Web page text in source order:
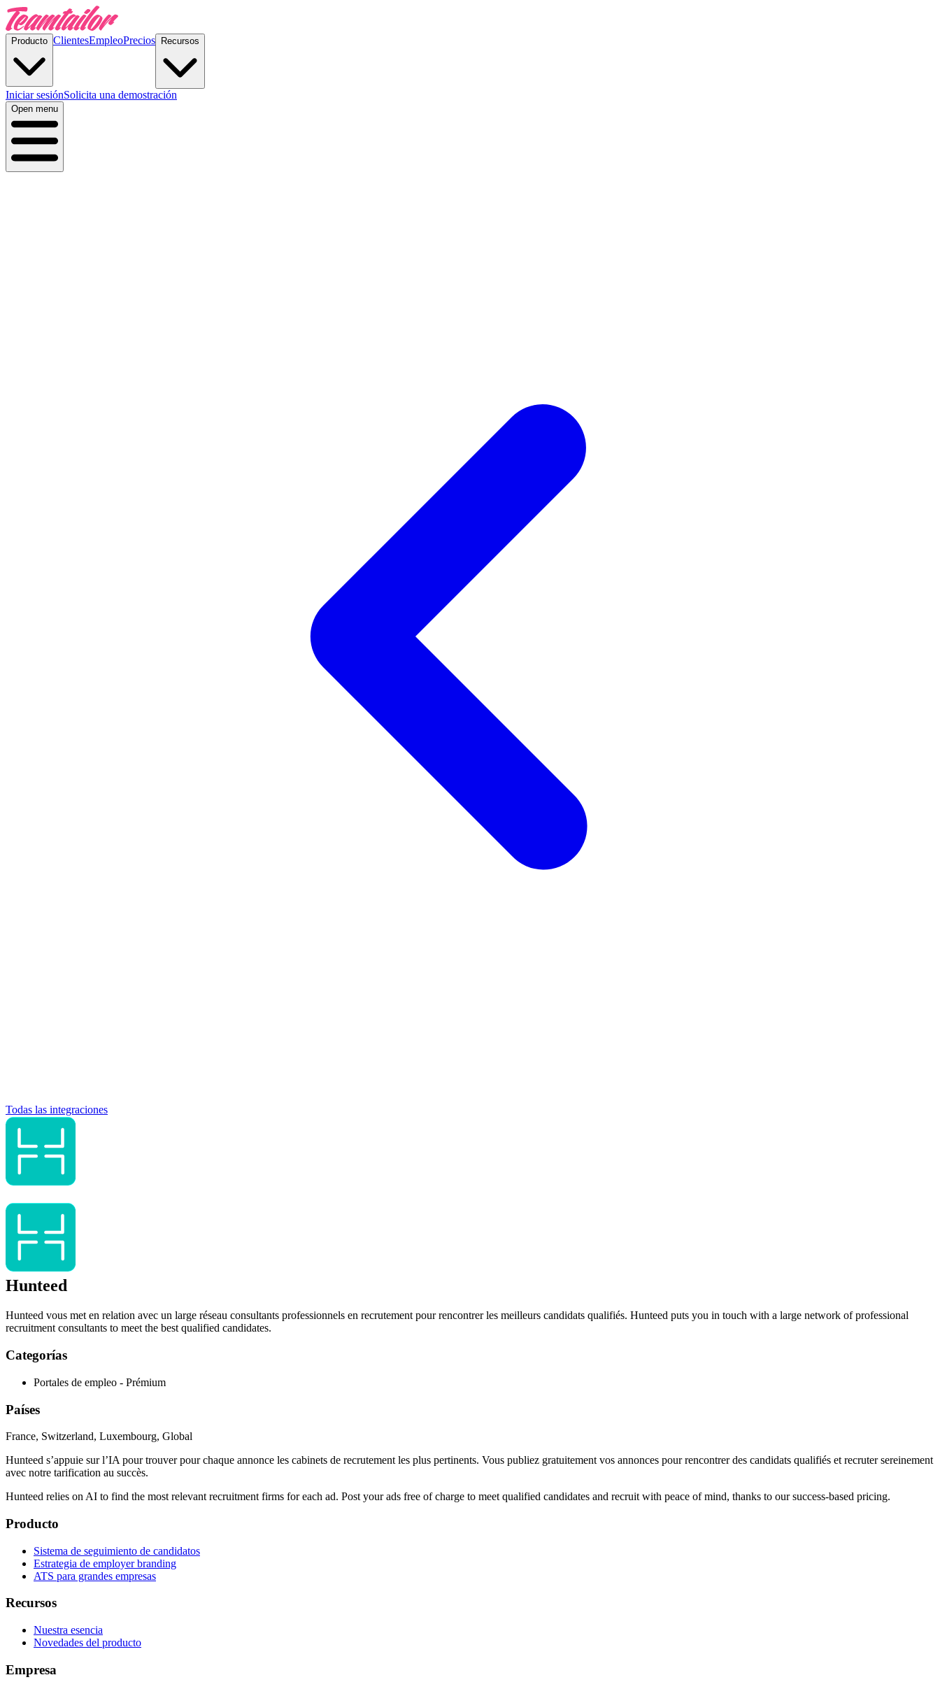
Producto ClientesEmpleoPrecios Recursos
Iniciar sesiónSolicita una demostración
Open menu
Todas las integraciones
Hunteed
Hunteed vous met en relation avec un large réseau consultants professionnels en recrutement pour rencontrer les meilleurs candidats qualifiés. Hunteed puts you in touch with a large network of professional
recruitment consultants to meet the best qualified candidates.
Categorías
Portales de empleo - Prémium
Países
France, Switzerland, Luxembourg, Global
Hunteed s’appuie sur l’IA pour trouver pour chaque annonce les cabinets de recrutement les plus pertinents. Vous publiez gratuitement vos annonces pour rencontrer des candidats qualifiés et recruter sereinement
avec notre tarification au succès.
Hunteed relies on AI to find the most relevant recruitment firms for each ad. Post your ads free of charge to meet qualified candidates and recruit with peace of mind, thanks to our success-based pricing.
Producto
Sistema de seguimiento de candidatos
Estrategia de employer branding
ATS para grandes empresas
Recursos
Nuestra esencia
Novedades del producto
Empresa